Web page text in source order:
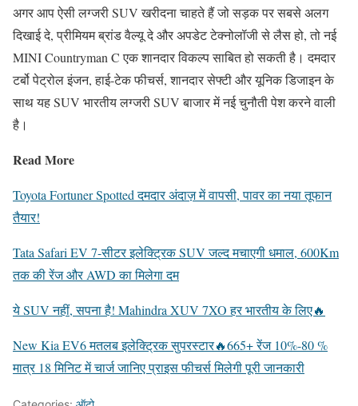
अगर आप ऐसी लग्जरी SUV खरीदना चाहते हैं जो सड़क पर सबसे अलग
दिखाई दे, प्रीमियम ब्रांड वैल्यू दे और अपडेट टेक्नोलॉजी से लैस हो, तो नई
MINI Countryman C एक शानदार विकल्प साबित हो सकती है। दमदार
टर्बो पेट्रोल इंजन, हाई-टेक फीचर्स, शानदार सेफ्टी और यूनिक डिजाइन के
साथ यह SUV भारतीय लग्जरी SUV बाजार में नई चुनौती पेश करने वाली
है।
Read More
Toyota Fortuner Spotted दमदार अंदाज़ में वापसी, पावर का नया तूफान
तैयार!
Tata Safari EV 7-सीटर इलेक्ट्रिक SUV जल्द मचाएगी धमाल, 600Km
तक की रेंज और AWD का मिलेगा दम
ये SUV नहीं, सपना है! Mahindra XUV 7XO हर भारतीय के लिए🔥
New Kia EV6 मतलब इलेक्ट्रिक सुपरस्टार🔥665+ रेंज 10%-80 %
मात्र 18 मिनिट में चार्ज जानिए प्राइस फीचर्स मिलेगी पूरी जानकारी